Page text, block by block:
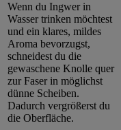
Wenn du Ingwer in
Wasser trinken möchtest
und ein klares, mildes
Aroma bevorzugst,
schneidest du die
gewaschene Knolle quer
zur Faser in möglichst
dünne Scheiben.
Dadurch vergrößerst du
die Oberfläche.